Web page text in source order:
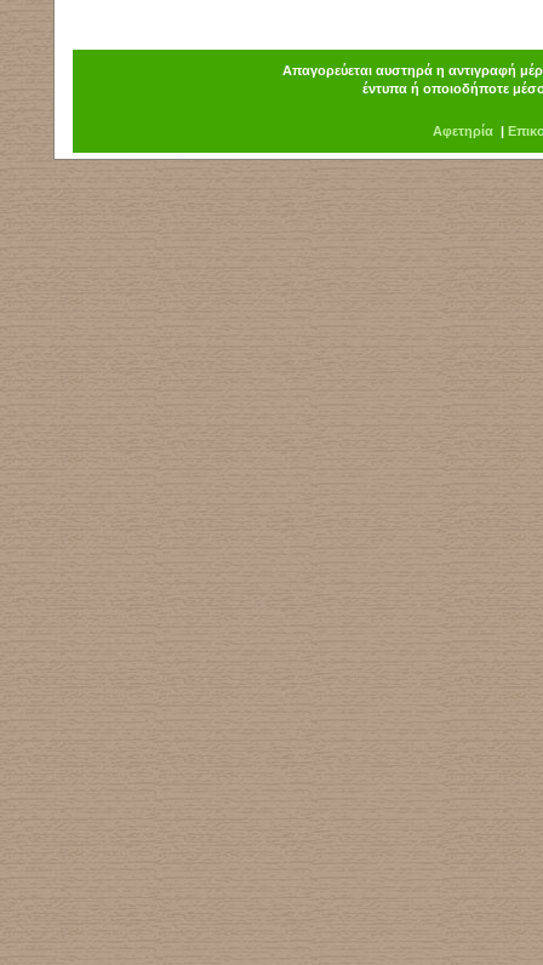
Απαγορεύεται αυστηρά η αντιγραφή
έντυπα ή οποιοδήποτε
Αφετηρία|